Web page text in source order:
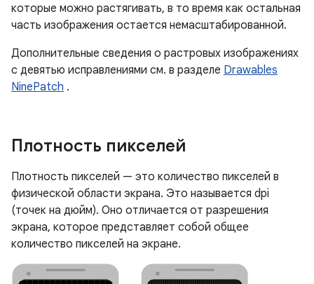
которые можно растягивать, в то время как остальная
часть изображения остается немасштабированной.
Дополнительные сведения о растровых изображениях
с девятью исправлениями см. в разделе Drawables
NinePatch .
Плотность пикселей
Плотность пикселей — это количество пикселей в
физической области экрана. Это называется dpi
(точек на дюйм). Оно отличается от разрешения
экрана, которое представляет собой общее
количество пикселей на экране.